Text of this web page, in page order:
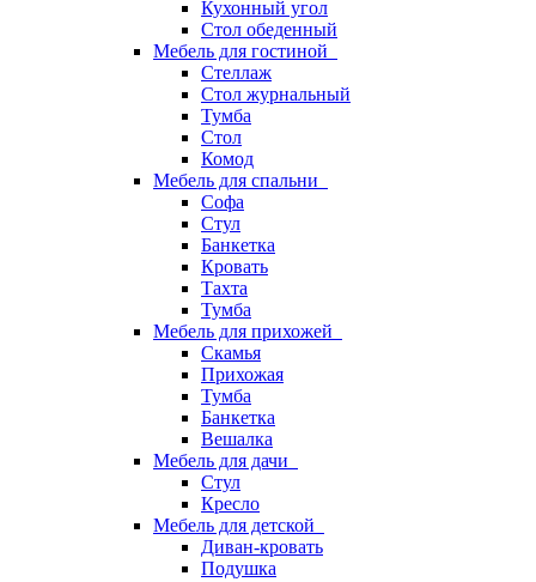
Кухонный угол
Стол обеденный
Мебель для гостиной
Стеллаж
Стол журнальный
Тумба
Стол
Комод
Мебель для спальни
Софа
Стул
Банкетка
Кровать
Тахта
Тумба
Мебель для прихожей
Скамья
Прихожая
Тумба
Банкетка
Вешалка
Мебель для дачи
Стул
Кресло
Мебель для детской
Диван-кровать
Подушка